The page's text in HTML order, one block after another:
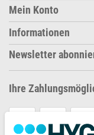
Mein Konto
Informationen
Newsletter
Ihre